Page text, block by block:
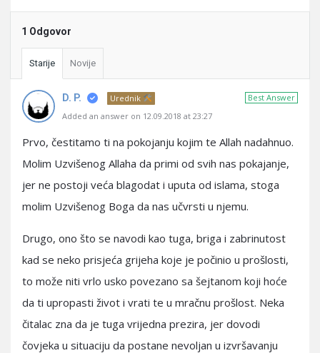
1 Odgovor
Starije Novije
Best Answer
D. P.
Urednik
Added an answer on 12.09.2018 at 23:27
Prvo, čestitamo ti na pokojanju kojim te Allah nadahnuo.
Molim Uzvišenog Allaha da primi od svih nas pokajanje,
jer ne postoji veća blagodat i uputa od islama, stoga
molim Uzvišenog Boga da nas učvrsti u njemu.
Drugo, ono što se navodi kao tuga, briga i zabrinutost
kad se neko prisjeća grijeha koje je počinio u prošlosti,
to može niti vrlo usko povezano sa šejtanom koji hoće
da ti upropasti život i vrati te u mračnu prošlost. Neka
čitalac zna da je tuga vrijedna prezira, jer dovodi
čovjeka u situaciju da postane nevoljan u izvršavanju